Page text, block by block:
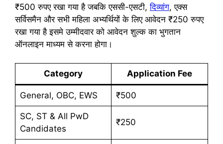
₹500 रुपए रखा गया है जबकि एससी-एसटी,दिव्यांग, एक्स
सर्विसमैन और सभी महिला अभ्यर्थियों के लिए आवेदन ₹250 रुपए
रखा गया है इसमे उम्मीदवार को आवेदन शुल्क का भुगतान
ऑनलाइन माध्यम से करना होगा।
Category Application Fee
General, OBC, EWS ₹500
SC, ST & All PwD
Candidates
₹250